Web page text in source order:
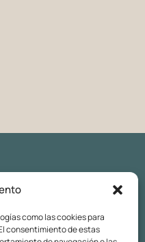
como las cookies para
consentimiento de estas
3a, 08003 - Barcelona
COOKIES